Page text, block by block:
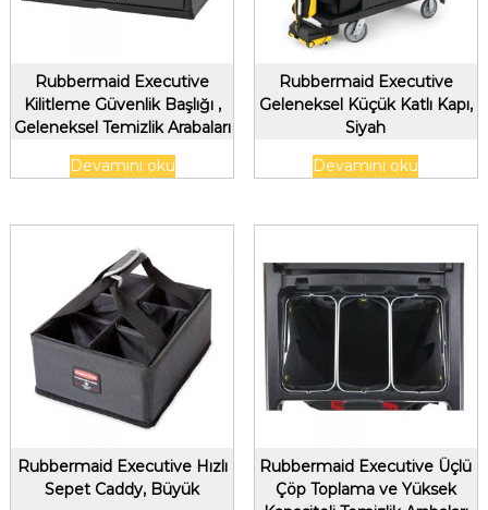
Rubbermaid Executive
Kilitleme Güvenlik Başlığı ,
Geleneksel Temizlik Arabaları
için , Siyah
Devamını oku
Rubbermaid Executive
Geleneksel Küçük Katlı Kapı,
Siyah
Devamını oku
Rubbermaid Executive Hızlı
Sepet Caddy, Büyük
Rubbermaid Executive Üçlü
Çöp Toplama ve Yüksek